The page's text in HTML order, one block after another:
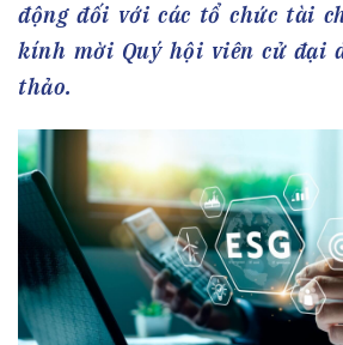
động đối với các tổ chức tài
kính mời Quý hội viên cử đại
thảo.